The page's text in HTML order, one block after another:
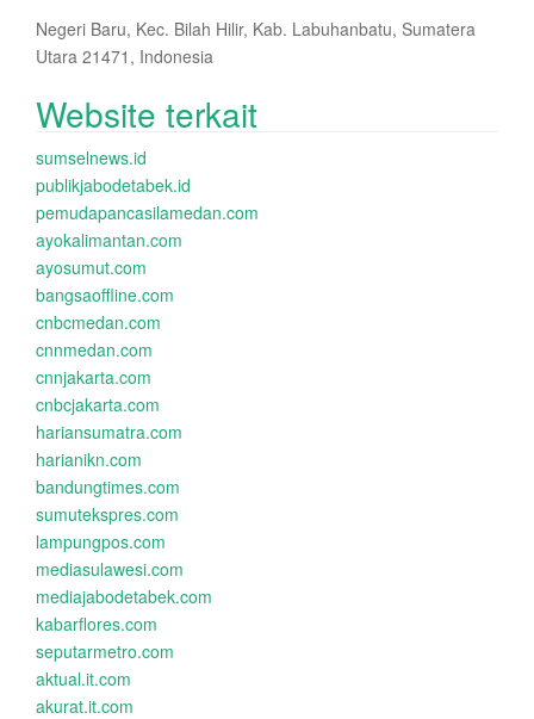
Negeri Baru, Kec. Bilah Hilir, Kab. Labuhanbatu, Sumatera
Utara 21471, Indonesia
Website terkait
sumselnews.id
publikjabodetabek.id
pemudapancasilamedan.com
ayokalimantan.com
ayosumut.com
bangsaoffline.com
cnbcmedan.com
cnnmedan.com
cnnjakarta.com
cnbcjakarta.com
hariansumatra.com
harianikn.com
bandungtimes.com
sumutekspres.com
lampungpos.com
mediasulawesi.com
mediajabodetabek.com
kabarflores.com
seputarmetro.com
aktual.it.com
akurat.it.com